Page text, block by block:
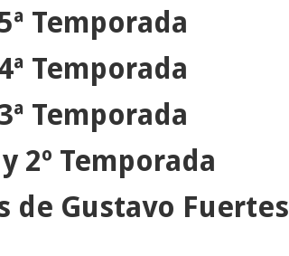
Temporada
Temporada
Temporada
y 2º Temporada
de Gustavo Fuertes